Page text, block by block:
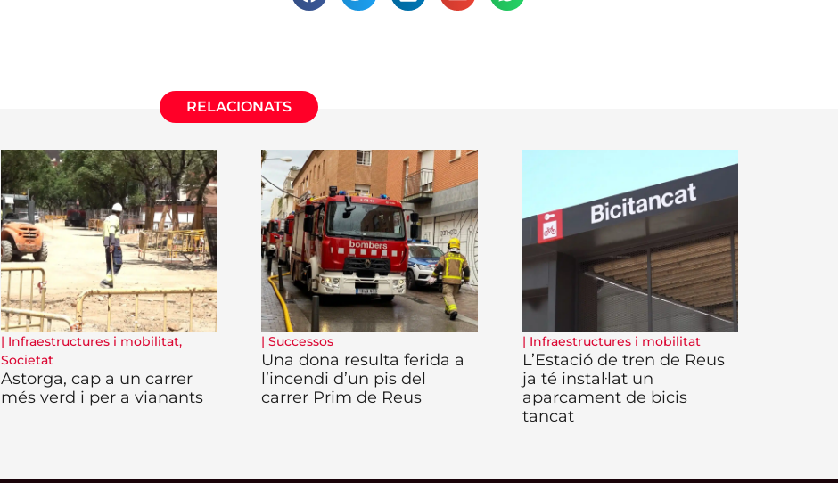
RELACIONATS
| Infraestructures i mobilitat,
Societat
Astorga, cap a un carrer
més verd i per a vianants
| Successos
Una dona resulta ferida a
l’incendi d’un pis del
carrer Prim de Reus
| Infraestructures i mobilitat
L’Estació de tren de Reus
ja té instal·lat un
aparcament de bicis
tancat